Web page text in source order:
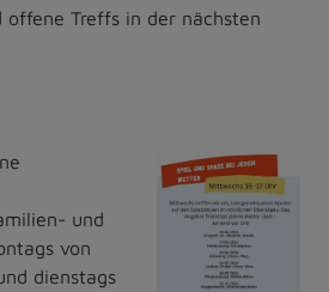
offene Treffs in der nächsten
und
von
dienstags